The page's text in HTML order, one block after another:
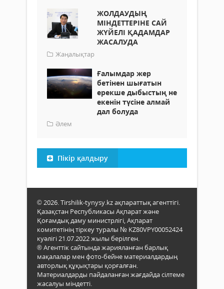
ЖОЛДАУДЫҢ
МІНДЕТТЕРІНЕ САЙ
ЖҮЙЕЛІ ҚАДАМДАР
ЖАСАЛУДА
Жаңалықтар
Ғалымдар жер
бетінен шығатын
ерекше дыбыстың не
екенін түсіне алмай
дал болуда
Әлем
Пікір қалдыру
© 2026. Tirshilik-tynysy.kz ақпараттық агенттігі.
Қазақстан Республикасы Ақпарат және
Қоғамдық даму министрлігі, Ақпарат
комитетінің тіркеу туралы № KZ80VPY00052424
куәлігі 21.07.2022 жылы берілген.
® Агенттік сайтында жарияланған барлық
мақалалар мен фото-бейне материалдардың
авторлық құқықтары қорғалған.
Материалдарды пайдаланған жағдайда сілтеме
жасалуы міндетті.